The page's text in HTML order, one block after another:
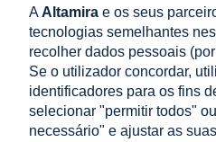
incl. 23% IMPOSTO, excl.
custos de envio
Preço líquido:17,37 €
adicionar ao
carrinho
AAltamira e os seus
tecnologias semelhantes
recolher dados pessoais
Se o utilizador concordar,
identificadores para os fins
selecionar "permitir todos"
necessário" e ajustar as